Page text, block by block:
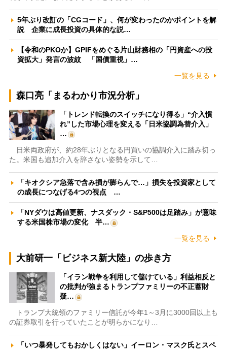
5年ぶり改訂の「CGコード」、何が変わったのかポイントを解
説 企業に成長投資の具体的な説…
【令和のPKOか】GPIFをめぐる片山財務相の「円資産への投
資拡大」発言の波紋 「国債重視」…
一覧を見る
森口亮「まるわかり市況分析」
「トレンド転換のスイッチになり得る」“介入慣
れ”した市場心理を変える「日米協調為替介入」
…
日米両政府が、約28年ぶりとなる円買いの協調介入に踏み切っ
た。米国も追加介入を辞さない姿勢を示して…
「キオクシア急落で含み損が膨らんで…」損失を投資家として
の成長につなげる4つの視点 …
「NYダウは高値更新、ナスダック・S&P500は足踏み」が意味
する米国株市場の変化 半…
一覧を見る
大前研一「ビジネス新大陸」の歩き方
「イラン戦争を利用して儲けている」利益相反と
の批判が強まるトランプファミリーの不正蓄財
疑…
トランプ大統領のファミリー信託が今年1～3月に3000回以上も
の証券取引を行っていたことが明らかになり…
「いつ暴発してもおかしくはない」イーロン・マスク氏とスペ